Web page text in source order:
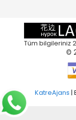
Tüm bilgileriniz
©
KatreAjans |